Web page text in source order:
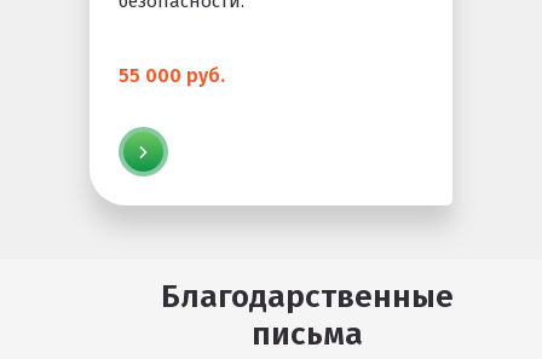
55 000 руб.
Благодарственные
письма